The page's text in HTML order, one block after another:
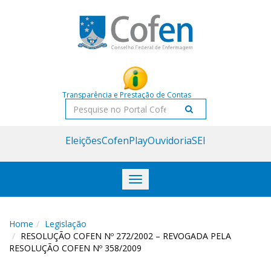
Transparência e Prestação de Contas
Pesquisar
EleiçõesCofenPlayOuvidoriaSEI
Toggle
navigation
Home
Legislação
RESOLUÇÃO COFEN Nº 272/2002 – REVOGADA PELA
RESOLUÇÃO COFEN Nº 358/2009